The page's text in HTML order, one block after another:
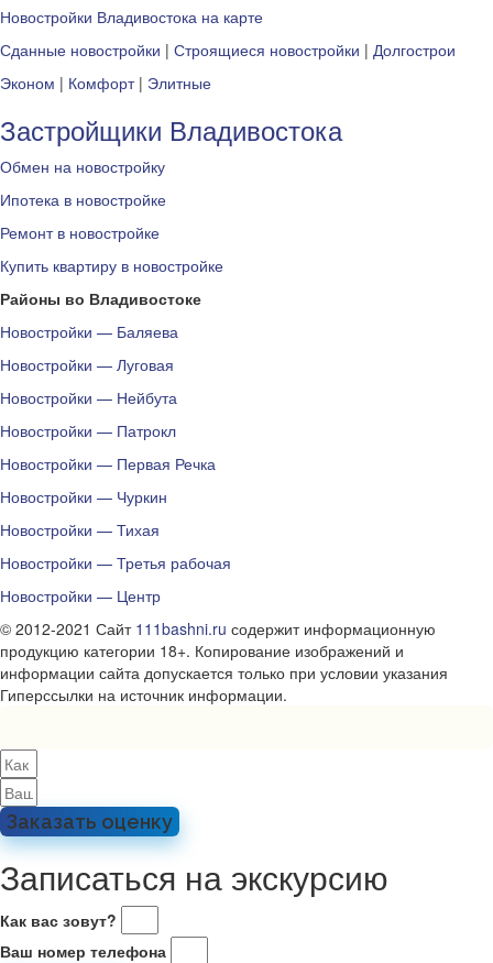
Новостройки Владивостока на карте
Сданные новостройки | Строящиеся новостройки | Долгострои
Эконом | Комфорт| Элитные
Застройщики Владивостока
Обмен на новостройку
Ипотека в новостройке
Ремонт в новостройке
Купить квартиру в новостройке
Районы во Владивостоке
Новостройки — Баляева
Новостройки — Луговая
Новостройки — Нейбута
Новостройки — Патрокл
Новостройки — Первая Речка
Новостройки — Чуркин
Новостройки — Тихая
Новостройки — Третья рабочая
Новостройки — Центр
© 2012-2021 Сайт 111bashni.ru содержит информационную
продукцию категории 18+. Копирование изображений и
информации сайта допускается только при условии указания
Гиперссылки на источник информации.
Заказать оценку
Записаться на экскурсию
Как вас зовут?
Ваш номер телефона